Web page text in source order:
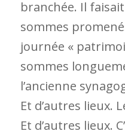
branchée. Il
sommes
journée «
sommes
l’ancienne
Et d’autres lieux.
Et d’autres lieux.